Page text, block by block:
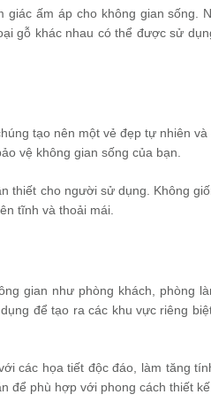
giác ấm áp cho không gian sống.
gỗ khác nhau có thể được sử
tạo nên một vẻ đẹp tự nhiên
vệ không gian sống của bạn.
thiết cho người sử dụng. Không
tĩnh và thoải mái.
gian như phòng khách, phòng
để tạo ra các khu vực riêng
các họa tiết độc đáo, làm tăng
để phù hợp với phong cách thiết kế